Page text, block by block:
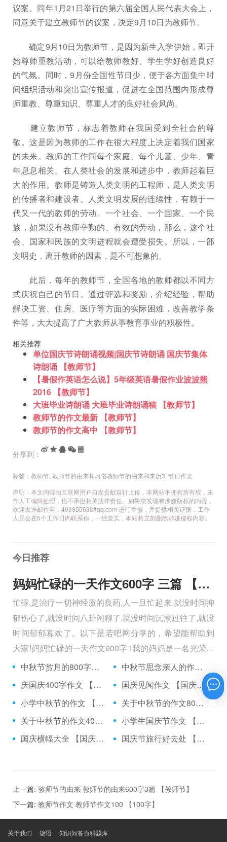
议案。同年1月21日举行的第六届全国人民代表大会上，
同意关于建立教师节的议案，决定9月10日为教师节。
确定9月10日为教师节，是因为新生入学伊始，即开
始尊师重教活动，可以给教师教好、学生学好创造良好
的气氛。同时，9月份全国性节日少，便于各方面集中时
间组织活动和突出宣传报道，促进在全国范围内形成尊
师重教、尊重知识、尊重人才的良好社会风尚。
建立教师节，标志着教师在我国受到全社会的尊
敬。这是因为教师的工作在很大程度上决定着我们国家
的未来。教师的工作同每个家庭、每个儿童、少年、青
年息息相关。在人类社会的发展和进步中，教师起着巨
大的作用。教师是铸造人类文明的工程师，是人类文明
的传播者和建设者。人类文明发展的连续性，有赖于一
代又一代的教师的劳动。一个社会、一个国家、一个民
族，如果没有教师辛勤的、有效的劳动，那么，这个社
会、国家和民族的文明进程就会遭受损失。所以，一部
文明史，离开教师的因素，是不可想象的。
此后，每年的教师节，全国各地的教师都以不同方
式庆祝自己的节日。通过评选和奖励，介绍经验，帮助
解决工资、住房、医疗等方面的实际困难，改善教学条
件等，大大提高了广大教师从事教育事业的积极性。
相关推荐
单位国庆节诗朗诵视频|国庆节诗朗诵 国庆节集体
诗朗诵 【教师节】
【暑假作英语怎么说】5年级英语暑假作业波波熊
2016 【教师节】
大班毕业诗朗诵 大班毕业诗朗诵稿 【教师节】
教师节的作文最新 【教师节】
教师节的作文高中 【教师节】
分享到：
标签： 教师节 教师节的由来和习俗教师节的由来和来历3 节日作文
声明：本文内容由互联网用户自发贡献自行上传，本网站不拥有所有权，未
作人工编辑处理，也不承担相关法律责任。如果您发现有涉嫌版权的内容，
欢迎发送邮件至：403855638#qq.com 进行举报，并提供相关证据，工作
人员会在5个工作日内联系你，一经查实，本站将立刻删除涉嫌侵权内容。
今日推荐
妈妈忙碌的一天作文600字 三篇 【600字】
忙碌,是治疗一切神经质的良药,人一旦忙起来,就没时间抑
郁伤心了,就没时间八卦闲聊了,就没时间沉溺过往了,就没
时间郁郁寡欢了。以下是若吧网分享的，希望能帮助到
大家!妈妈忙碌的一天作文600字1我的妈妈是一名光荣的
人民警察，她总有做不完的事情。
中秋节赏月的800字作文四篇 【中秋节】
中秋节思念亲人的作文篇三篇 【中秋节】
庆国庆400字作文 【国庆节】
国庆见闻作文 【国庆节】
小学中秋节的作文 【中秋节】
关于中秋节的作文800 【中秋节】
关于中秋节的作文400字 【中秋节】
小学生国庆节作文 【国庆节】
国庆横幅大全 【国庆节】
国庆节旅行好去处 【国庆节】
上一篇: 教师节的由来 教师节的由来600字3篇 【教师节】
下一篇: 教师节作文 教师节作文100 【100字】
关于我们 谜语 知识问答百科题库